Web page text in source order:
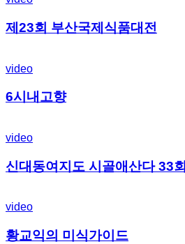
제23회 부산국제식품대전
video
6시내고향
video
신대동여지도 시골애산다 33회
video
황교익의 미식가이드